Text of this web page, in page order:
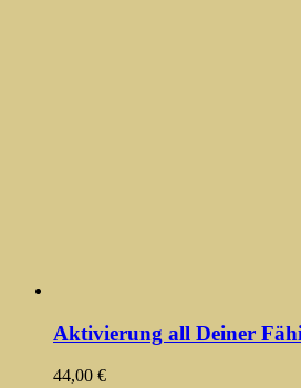
Aktivierung all Deiner
44,00 €